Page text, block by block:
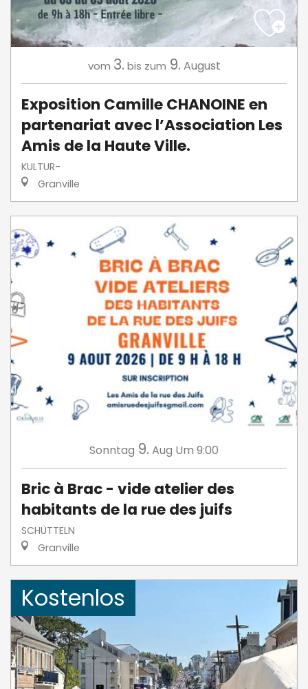
vom 3. bis zum 9. August
Exposition Camille CHANOINE en
partenariat avec l’Association Les
Amis de la Haute Ville.
KULTUR-
Granville
Sonntag 9. Aug Um 9:00
Bric à Brac - vide atelier des
habitants de la rue des juifs
SCHÜTTELN
Granville
Kostenlos